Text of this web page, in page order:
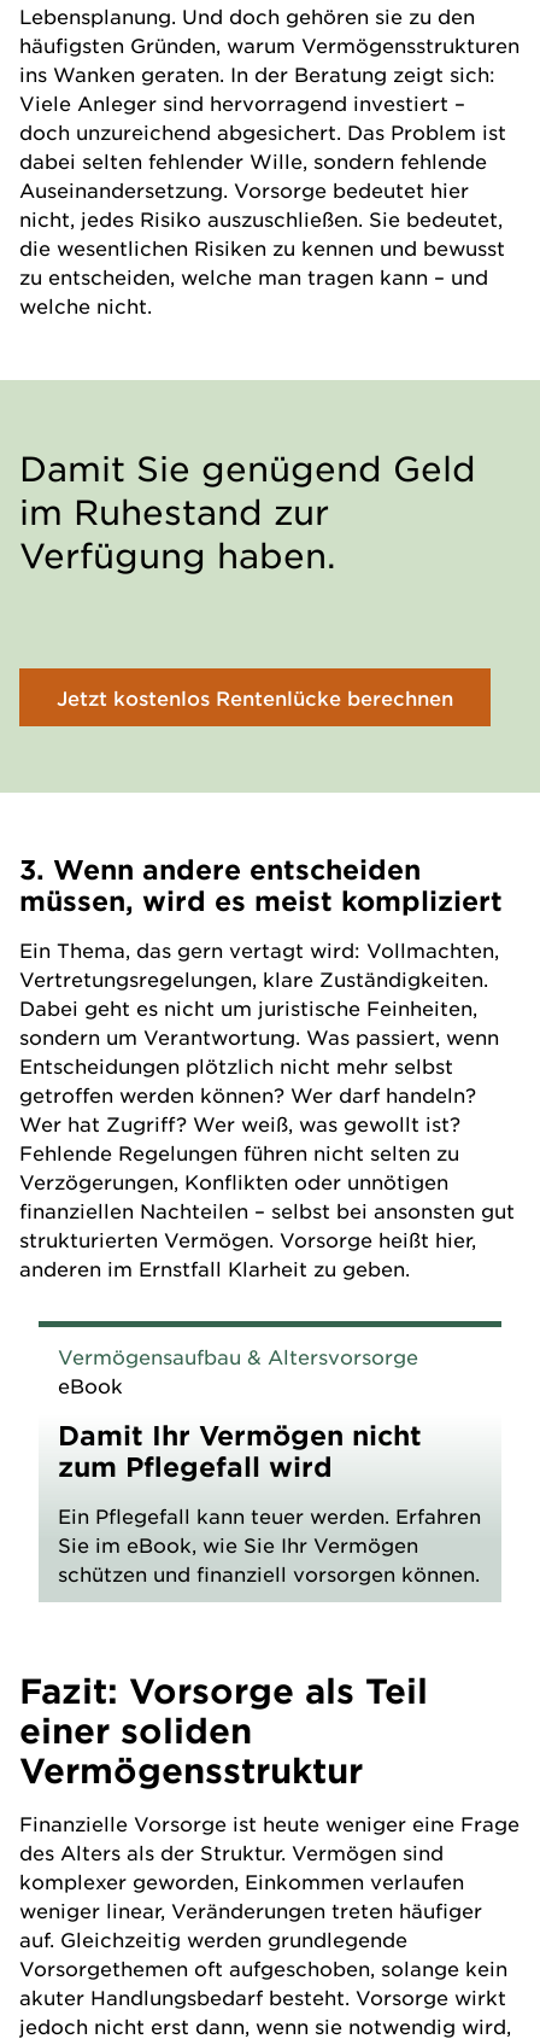
Lebensplanung. Und doch gehören sie zu den
häufigsten Gründen, warum Vermögensstrukturen
ins Wanken geraten. In der Beratung zeigt sich:
Viele Anleger sind hervorragend investiert –
doch unzureichend abgesichert. Das Problem ist
dabei selten fehlender Wille, sondern fehlende
Auseinandersetzung. Vorsorge bedeutet hier
nicht, jedes Risiko auszuschließen. Sie bedeutet,
die wesentlichen Risiken zu kennen und bewusst
zu entscheiden, welche man tragen kann – und
welche nicht.
Damit Sie genügend Geld
im Ruhestand zur
Verfügung haben.
Jetzt kostenlos Rentenlücke berechnen
3. Wenn andere entscheiden
müssen, wird es meist kompliziert
Ein Thema, das gern vertagt wird: Vollmachten,
Vertretungsregelungen, klare Zuständigkeiten.
Dabei geht es nicht um juristische Feinheiten,
sondern um Verantwortung. Was passiert, wenn
Entscheidungen plötzlich nicht mehr selbst
getroffen werden können? Wer darf handeln?
Wer hat Zugriff? Wer weiß, was gewollt ist?
Fehlende Regelungen führen nicht selten zu
Verzögerungen, Konflikten oder unnötigen
finanziellen Nachteilen – selbst bei ansonsten gut
strukturierten Vermögen. Vorsorge heißt hier,
anderen im Ernstfall Klarheit zu geben.
Vermögensaufbau & Altersvorsorge
eBook
Damit Ihr Vermögen nicht
zum Pflegefall wird
Ein Pflegefall kann teuer werden. Erfahren
Sie im eBook, wie Sie Ihr Vermögen
schützen und finanziell vorsorgen können.
Fazit: Vorsorge als Teil
einer soliden
Vermögensstruktur
Finanzielle Vorsorge ist heute weniger eine Frage
des Alters als der Struktur. Vermögen sind
komplexer geworden, Einkommen verlaufen
weniger linear, Veränderungen treten häufiger
auf. Gleichzeitig werden grundlegende
Vorsorgethemen oft aufgeschoben, solange kein
akuter Handlungsbedarf besteht. Vorsorge wirkt
jedoch nicht erst dann, wenn sie notwendig wird,